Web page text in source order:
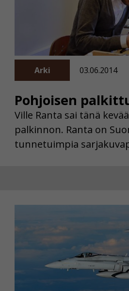
Pohjoisen
Arki 03.06.2014
Ville Ranta sai tänä
palkinnon. Ranta on
tunnetuimpia